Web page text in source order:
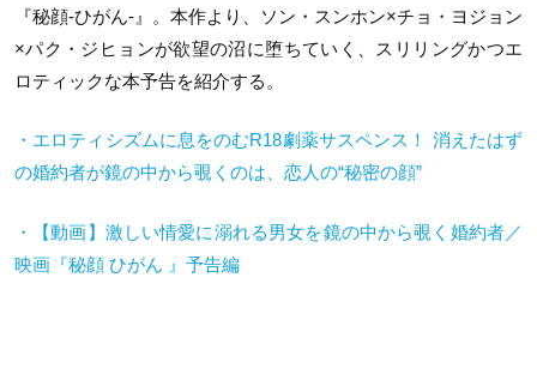
『秘顔-ひがん-』。本作より、ソン・スンホン×チョ・ヨジョン
×パク・ジヒョンが欲望の沼に堕ちていく、スリリングかつエ
ロティックな本予告を紹介する。
・エロティシズムに息をのむR18劇薬サスペンス！ 消えたはず
の婚約者が鏡の中から覗くのは、恋人の“秘密の顔”
・【動画】激しい情愛に溺れる男女を鏡の中から覗く婚約者／
映画『秘顔 ひがん 』予告編